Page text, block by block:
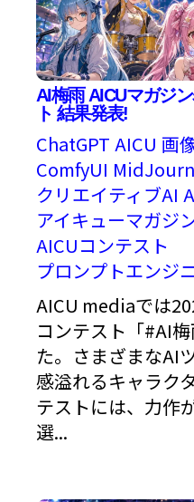
AI梅雨 AICUマガジ
ト 結果発表!
ChatGPT AICU 画
ComfyUI
クリエイティブAI
アイキューマガジ
AICUコンテスト
プロンプトエンジ
AICU mediaでは
コンテスト「#AI
た。さまざまなAI
感溢れるキャラク
テストには、力作
選...